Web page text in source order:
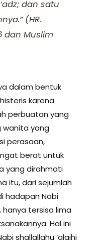
dan satu
(HR.
dan Muslim
dalam bentuk
karena
perbuatan yang
wanita yang
perasaan,
berat untuk
yang dirahmati
itu, dari sejumlah
hadapan Nabi
hanya tersisa lima
Hal ini
shallallahu ‘alaihi